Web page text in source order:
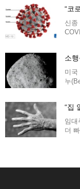
“코
신종
소
미국
누
“집
임대
더